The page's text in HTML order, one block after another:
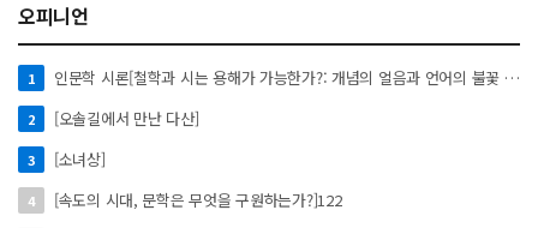
오피니언
1 인문학 시론[철학과 시는 용해가 가능한가?: 개념의 얼음과 언어의 불꽃 사이에서]
2 [오솔길에서 만난 다산]
3 [소녀상]
4 [속도의 시대, 문학은 무엇을 구원하는가?]122